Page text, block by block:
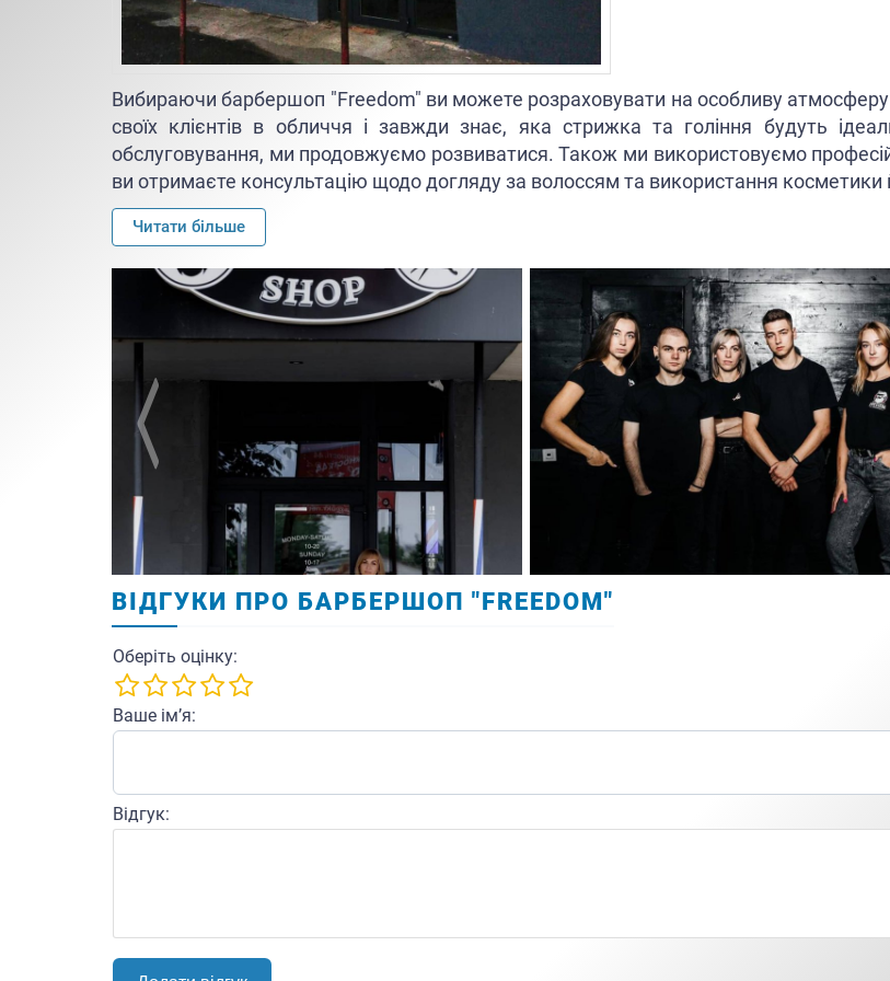
Вибираючи барбершоп "Freedom" ви можете розраховувати на особливу
своїх клієнтів в обличчя і завжди знає, яка стрижка та гоління будуть
обслуговування, ми продовжуємо розвиватися. Також ми використовуємо
ви отримаєте консультацію щодо догляду за волоссям та використання косметики
У нас відвідувачі відпочивають. Ви також можете розслабитися та покращити
комфортом, адже як приємно після важкого робочого дня зустрітися зі своїм
смачну каву або шотландський віскі.
Читати більше
ВІДГУКИ ПРО БАРБЕРШОП "FREEDOM"
Оберіть оцінку:
Ваше ім’я:
Відгук: